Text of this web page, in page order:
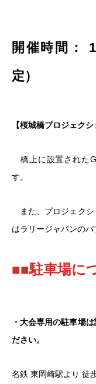
開催時間：
定）
【桜城橋プロジェクシ
橋上に設置された
す。
また、プロジェクシ
はラリージャパンのパ
■■駐車場に
・大会専用の駐車場
ださい。
名鉄 東岡崎駅より 徒